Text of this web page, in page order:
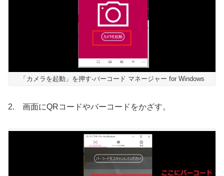
「カメラを起動」を押す-バーコード マネージャー for Windows
2. 画面にQRコードやバーコードをかざす。